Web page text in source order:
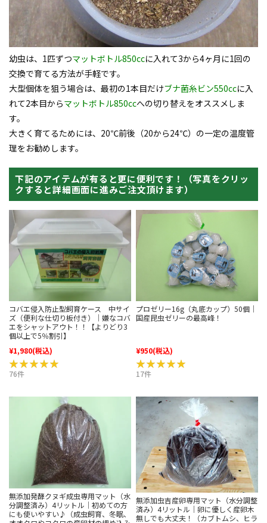
幼虫は、1匹ずつマットボトル850ccに入れて3から4ヶ月に1回の
交換で育てる方法が手軽です。
大型個体を狙う場合は、最初の1本目だけブナ菌糸ビン550ccに入
れて2本目からマットボトル850ccへの切り替えをオススメしま
す。
大きく育てるためには、20℃前後（20から24℃）の一定の温度管
理をお勧めします。
下記のアイテムが有ると更に便利です！（写真をクリッ
クすると詳細画面に進みご注文頂けます）
コバエ侵入防止型飼育ケース 中サイ
ズ（便利な仕切り板付き）｜嫌なコバ
エをシャットアウト！！【よりどり3
個以上で5％割引】
¥1,980(税込)
★★★★★
★★★★★
76件
プロゼリー16g（丸底カップ）50個｜
国産昆虫ゼリーの最高峰！
¥950(税込)
★★★★★
★★★★★
17件
無添加発酵クヌギ成虫専用マット（水
分調整済み）4リットル｜初めての方
にも使いやすい♪（成虫飼育、冬眠、
無添加虫吉産卵専用マット（水分調整
済み）4リットル｜卵に優しく産卵木
無しでも大丈夫！（カブトムシ、ヒラ